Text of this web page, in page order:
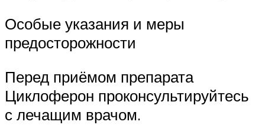
Особые указания и меры
предосторожности
Перед приёмом препарата
Циклоферон проконсультируйтесь
с лечащим врачом.